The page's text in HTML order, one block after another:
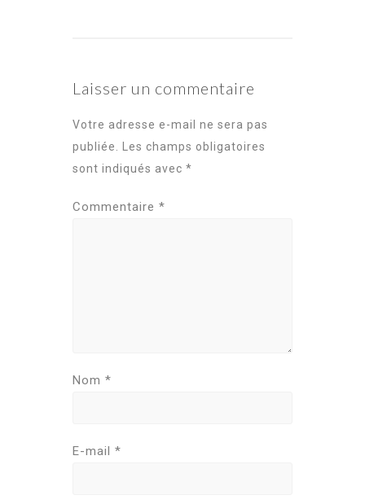
Laisser un commentaire
Votre adresse e-mail ne sera pas
publiée. Les champs obligatoires
sont indiqués avec *
Commentaire *
Nom *
E-mail *